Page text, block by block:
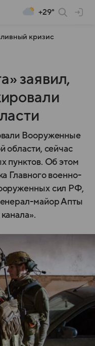
+29°
кризис
заявил,
Вооруженные
области, сейчас
пунктов. Об этом
Главного военно-
сил РФ,
майор Апты